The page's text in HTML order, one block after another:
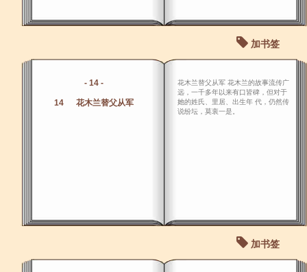
加书签
- 14 -
14 花木兰替父从军
花木兰替父从军 花木兰的故事流传广
远，一千多年以来有口皆碑，但对于
她的姓氏、里居、出生年 代，仍然传
说纷坛，莫衷一是。
加书签